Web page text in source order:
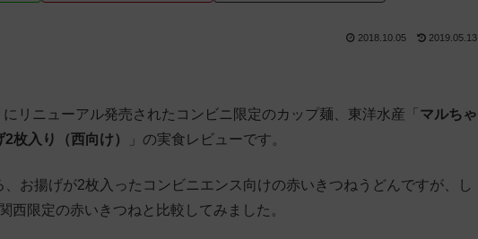
2018.10.05 2019.05.13
リニューアル発売されたコンビニ限定のカップ麺、東洋水産「 マルちゃ
枚入り（西向け）
」の実食レビューです。
お揚げが2枚入ったコンビニエンス向けの赤いきつねうどんですが、し
西限定の赤いきつねと比較してみました。